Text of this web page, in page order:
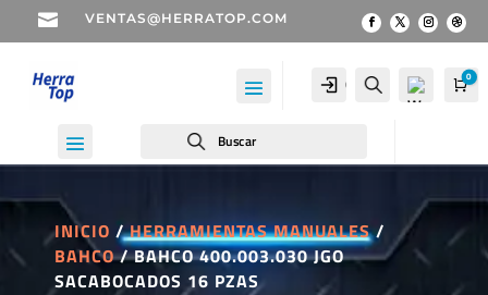
 VENTAS@HERRATOP.COM
Cuenta Buscar
Wis
0
Buscar
INICIO /HERRAMIENTAS MANUALES/
BAHCO/ BAHCO 400.003.030 JGO
SACABOCADOS 16 PZAS